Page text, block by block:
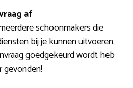
af
schoonmakers die
bij je kunnen uitvoeren.
goedgekeurd wordt heb
gevonden!